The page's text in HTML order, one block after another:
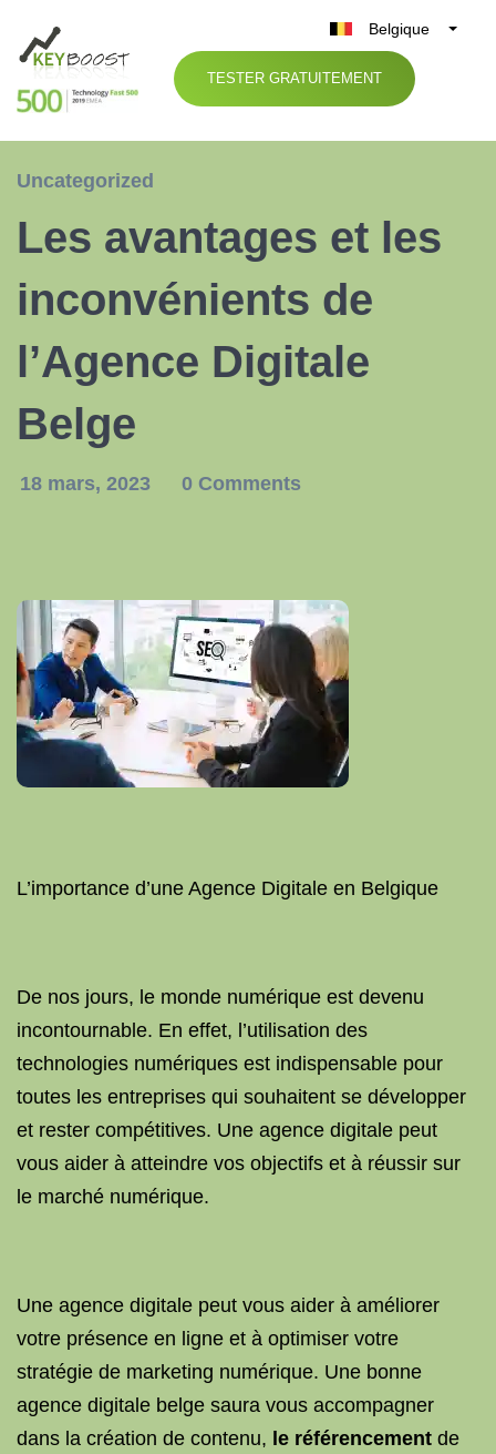
Belgique
België
Nederland
España
TESTER GRATUITEMENT
Uncategorized
Les avantages et les
inconvénients de
l’Agence Digitale
Belge
18 mars, 2023 0 Comments
L’importance d’une Agence Digitale en Belgique
De nos jours, le monde numérique est devenu
incontournable. En effet, l’utilisation des
technologies numériques est indispensable pour
toutes les entreprises qui souhaitent se développer
et rester compétitives. Une agence digitale peut
vous aider à atteindre vos objectifs et à réussir sur
le marché numérique.
Une agence digitale peut vous aider à améliorer
votre présence en ligne et à optimiser votre
stratégie de marketing numérique. Une bonne
agence digitale belge saura vous accompagner
dans la création de contenu, le référencement de